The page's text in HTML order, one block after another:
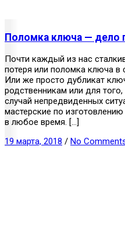
Поломка ключа — дело
Почти каждый из нас
потеря или поломка ключа
Или же просто дубликат
родственникам или для
случай непредвиденных
мастерские по
в любое время. […]
19 марта, 2018 / No